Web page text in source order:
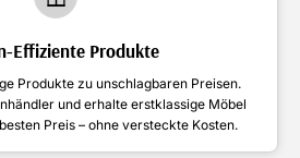
Effiziente Produkte
Produkte zu unschlagbaren Preisen.
und erhalte erstklassige Möbel
Preis – ohne versteckte Kosten.